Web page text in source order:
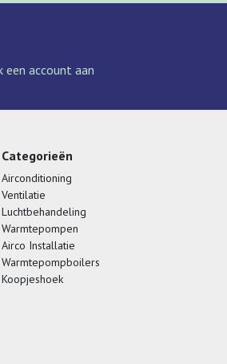
een account aan
Categorieën
Airconditioning
Ventilatie
Luchtbehandeling
Warmtepompen
Airco Installatie
Warmtepompboilers
Koopjeshoek